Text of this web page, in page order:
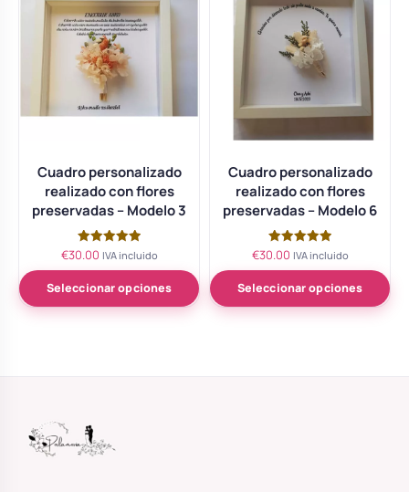
Cuadro personalizado
realizado con flores
preservadas – Modelo 3
Valorado
de 5
€30.00 IVA incluido
Seleccionar opciones
Cuadro personalizado
realizado con flores
preservadas – Modelo 6
Valorado
de 5
€30.00 IVA incluido
Seleccionar opciones